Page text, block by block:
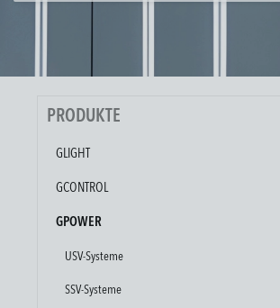
PRODUKTE
GLIGHT
GCONTROL
GPOWER
USV-Systeme
SSV-Systeme